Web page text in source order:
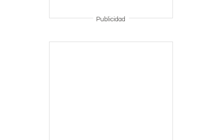
Publicidad